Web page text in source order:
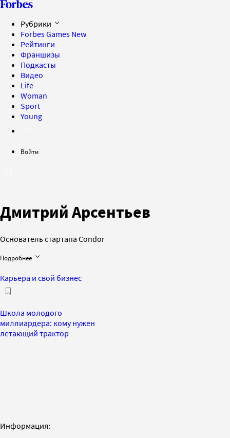
Рубрики
Forbes Games New
Рейтинги
Франшизы
Подкасты
Видео
Life
Woman
Sport
Young
Войти
Дмитрий Арсентьев
Основатель стартапа Condor
Подробнее
Карьера и свой бизнес
Школа молодого
миллиардера: кому нужен
летающий трактор
Информация: